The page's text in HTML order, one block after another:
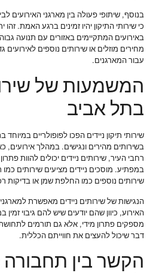
בנוסף, שיתופי פעולה בין מארגני האירועים
כי שירותי התיקון יהיו זמינים ברגע האמת.
באירועים המתקיימים באזורים עם תנועה
מחירים מוזלים או שירותים נוספים
עבור המארגנים.
המשמעות של
בתל אביב
שירותי תיקון ניידים הפכו לפופולריים
בשירותים מהירים ונגישים. במהלך
רחבי העיר, שירותים ניידים יכולים להוות
במפתיע. מוסכים ניידים מציעים שירותים כמו
שירותים נוספים כמו החלפת שמן או בדיקות
הנגישות של שירותים ניידים מאפשרת
האירוע, כיוון שהם יודעים שיש להם גיבוי
מספקים פתרון מידי, אלא גם תורמים
דבר שיכול להעצים את חווייתם הכללית.
הקשר בין תחבורה